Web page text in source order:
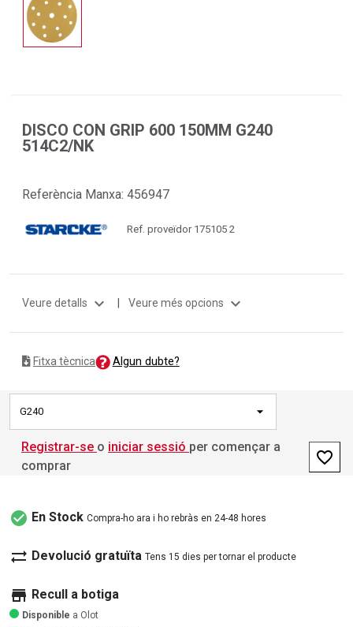
DISCO CON GRIP 600 150MM G240
514C2/NK
Referència Manxa: 456947
Ref. proveïdor 175105 2
Veure detalls expand_more Veure més opcions expand_more
Fitxa tècnica Algun dubte?
G240
Registrar-se o iniciar sessió per començar a
comprar
favorite_border
check_circle En Stock Compra-ho ara i ho rebràs en 24-48 hores
sync_alt Devolució gratuïta Tens 15 dies per tornar el producte
store Recull a botiga
Disponible a Olot